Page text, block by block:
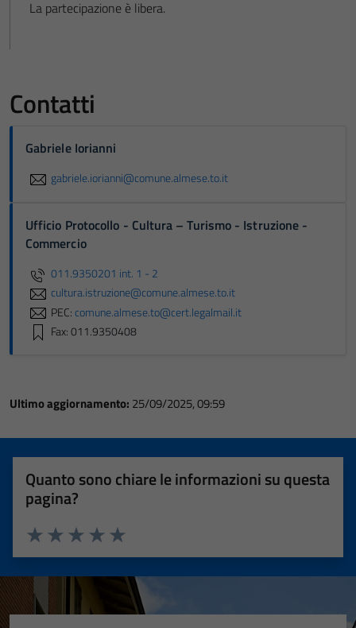
La partecipazione è libera.
Contatti
Gabriele Iorianni
gabriele.iorianni@comune.almese.to.it
Ufficio Protocollo - Cultura – Turismo - Istruzione -
Commercio
011.9350201 int. 1 - 2
cultura.istruzione@comune.almese.to.it
PEC:comune.almese.to@cert.legalmail.it
Fax: 011.9350408
Ultimo aggiornamento: 25/09/2025, 09:59
Quanto sono chiare le informazioni su questa
pagina?
Valuta 5 stelle su 5
Valuta 4 stelle su 5
Valuta 3 stelle su 5
Valuta 2 stelle su 5
Valuta 1 stelle su 5